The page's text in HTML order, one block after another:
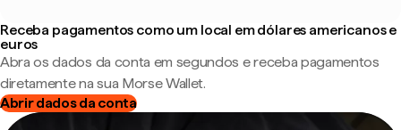
Receba pagamentos como um local em dólares americanos e
euros
Abra os dados da conta em segundos e receba pagamentos
diretamente na sua Morse Wallet.
Abrir dados da conta